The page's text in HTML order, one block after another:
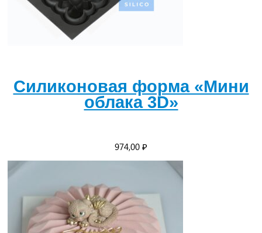
Силиконовая форма «Мини
облака 3D»
974,00 ₽